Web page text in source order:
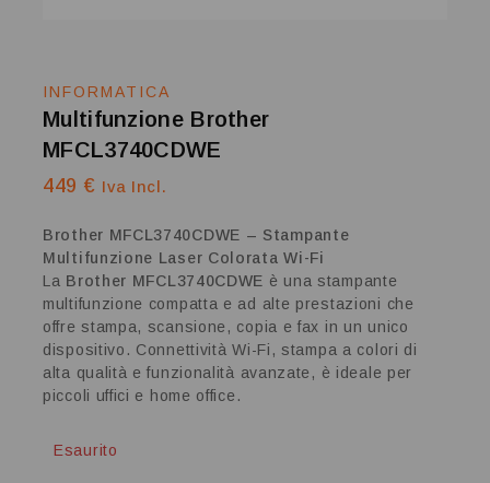
INFORMATICA
Multifunzione Brother
MFCL3740CDWE
449 € Iva Incl.
Brother MFCL3740CDWE – Stampante
Multifunzione Laser Colorata Wi-Fi
La Brother MFCL3740CDWE è una stampante
multifunzione compatta e ad alte prestazioni che
offre stampa, scansione, copia e fax in un unico
dispositivo. Connettività Wi-Fi, stampa a colori di
alta qualità e funzionalità avanzate, è ideale per
piccoli uffici e home office.
Esaurito